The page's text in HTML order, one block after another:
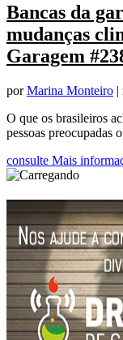
Bancas da
mudanças
Garagem
porMarina Monteiro |
O que os brasileiros
pessoas preocupadas
consulte Mais